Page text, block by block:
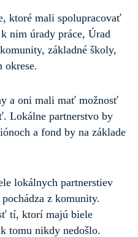
ktoré mali spolupracovať
nim úrady práce, Úrad
základné školy,
okrese.
a oni mali mať možnosť
Lokálne partnerstvo by
a fond by na základe
lokálnych partnerstiev
z komunity.
tí, ktorí majú biele
tomu nikdy nedošlo.